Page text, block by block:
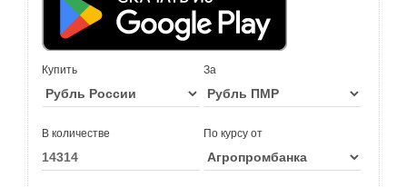
Купить За
В количестве По курсу от